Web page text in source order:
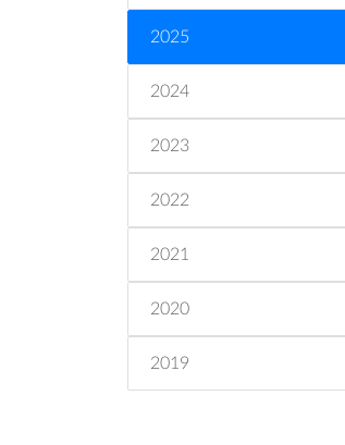
2025
2024
2023
2022
2021
2020
2019